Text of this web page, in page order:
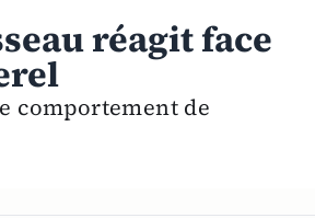
réagit face
comportement de